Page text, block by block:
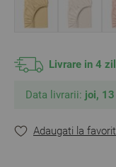
tonalitatea.
Livrare in 4
Data livrarii: joi,
Adaugati la